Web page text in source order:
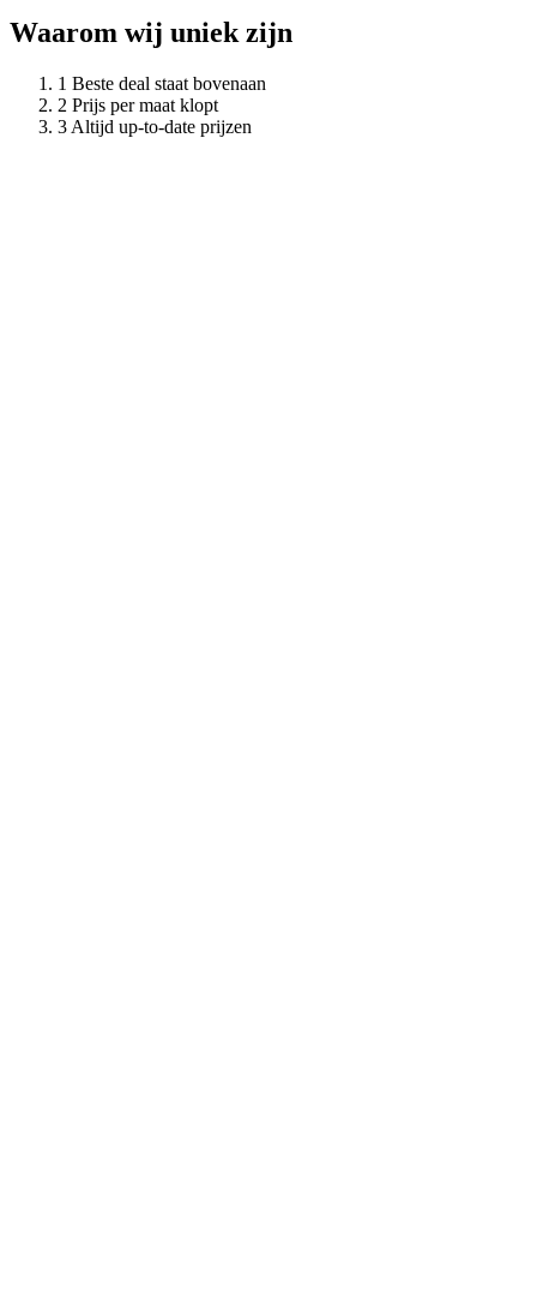
Waarom wij uniek zijn
Beste deal staat bovenaan
Prijs per maat klopt
Altijd up-to-date prijzen